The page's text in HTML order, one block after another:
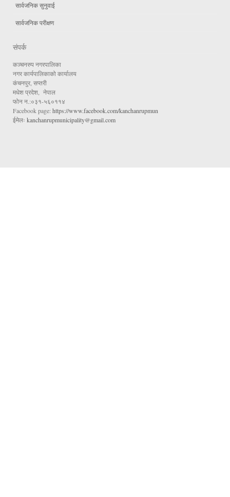
सार्वजनिक सुनुवाई
सार्वजनिक परीक्षण
संपर्क
कञ्चनरुप नगरपालिका
नगर कार्यपालिकाको कार्यालय
कंचनपुर, सप्तरी
मधेश प्रदेश, नेपाल
फोन न.:०३१-५६०११४
Facebook page: https://www.facebook.com/kanchanrupmun
ईमेलः kanchanrupmunicipality@gmail.com